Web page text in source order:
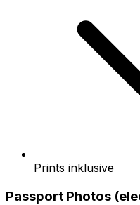
Prints inklusive
Passport Photos